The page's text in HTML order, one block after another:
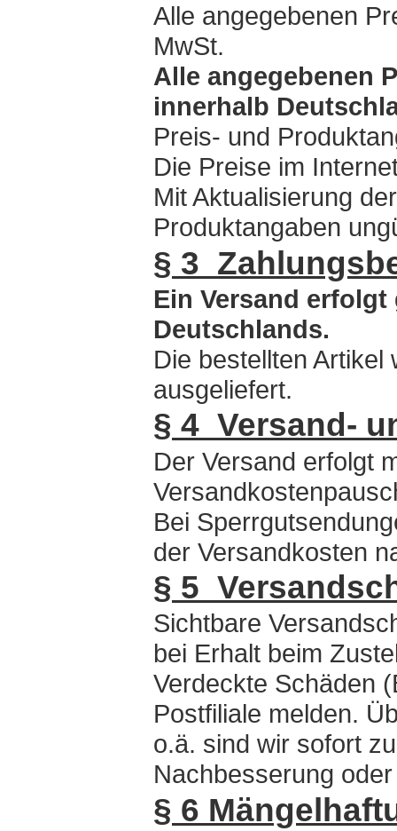
Alle angegebenen
MwSt.
Alle angegebenen
innerhalb
Preis- und
Die Preise im
Mit Aktualisierung
Produktangaben
§ 3
Ein Versand
Deutschlands.
Die bestellten
ausgeliefert.
§ 4 Versand-
Der Versand erfolgt
Bei
der Versandkosten
§ 5
Sichtbare
bei Erhalt beim
Verdeckte Schäden
Postfiliale melden.
o.ä. sind wir sofort
Nachbesserung
§ 6